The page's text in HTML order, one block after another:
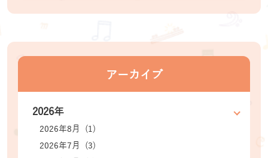
アーカイブ
2026年
2026年8月 (1)
2026年7月 (3)